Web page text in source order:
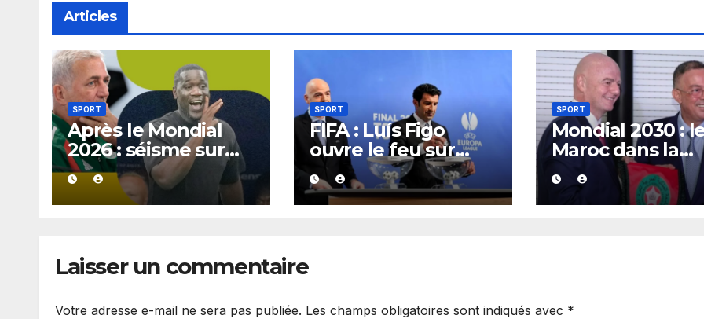
Articles
SPORT
Après le Mondial
2026 : séisme sur
les bancs africains,
7 sélectionneurs
sur 10 quittent déjà
SPORT
FIFA : Luís Figo
ouvre le feu sur
Gianni Infantino et
réclame un
nouveau patron à la
SPORT
Mondial 2030 :
Maroc dans la
tourmente
demande de
formulée par un
Laisser un commentaire
Votre adresse e-mail ne sera pas publiée. Les champs obligatoires sont indiqués avec *